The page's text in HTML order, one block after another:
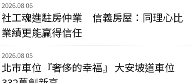
新北市永和區環河西路二段
115年07月 成交
央央 5,800萬
115年
2026.08.06
社工魂進駐房仲業 信義房屋：同理心比
業績更能贏得信任
2026.08.05
北市車位『奢侈的幸福』 大安坡道車位